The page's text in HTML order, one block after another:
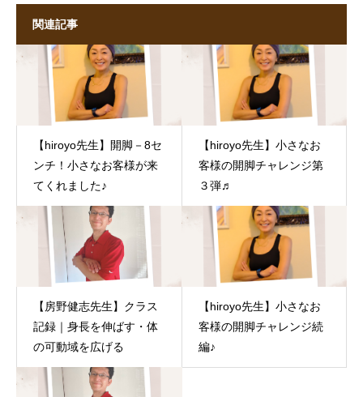
関連記事
【hiroyo先生】開脚－8セ
ンチ！小さなお客様が来
てくれました♪
【hiroyo先生】小さなお
客様の開脚チャレンジ第
３弾♬
【房野健志先生】クラス
記録｜身長を伸ばす・体
の可動域を広げる
【hiroyo先生】小さなお
客様の開脚チャレンジ続
編♪